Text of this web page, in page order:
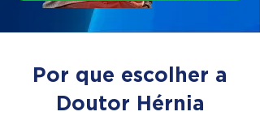
Por que escolher a
Doutor Hérnia